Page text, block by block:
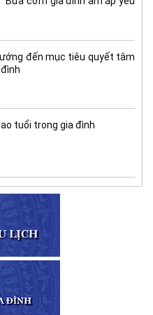
đến mục tiêu quyết tâm
tuổi trong gia đình